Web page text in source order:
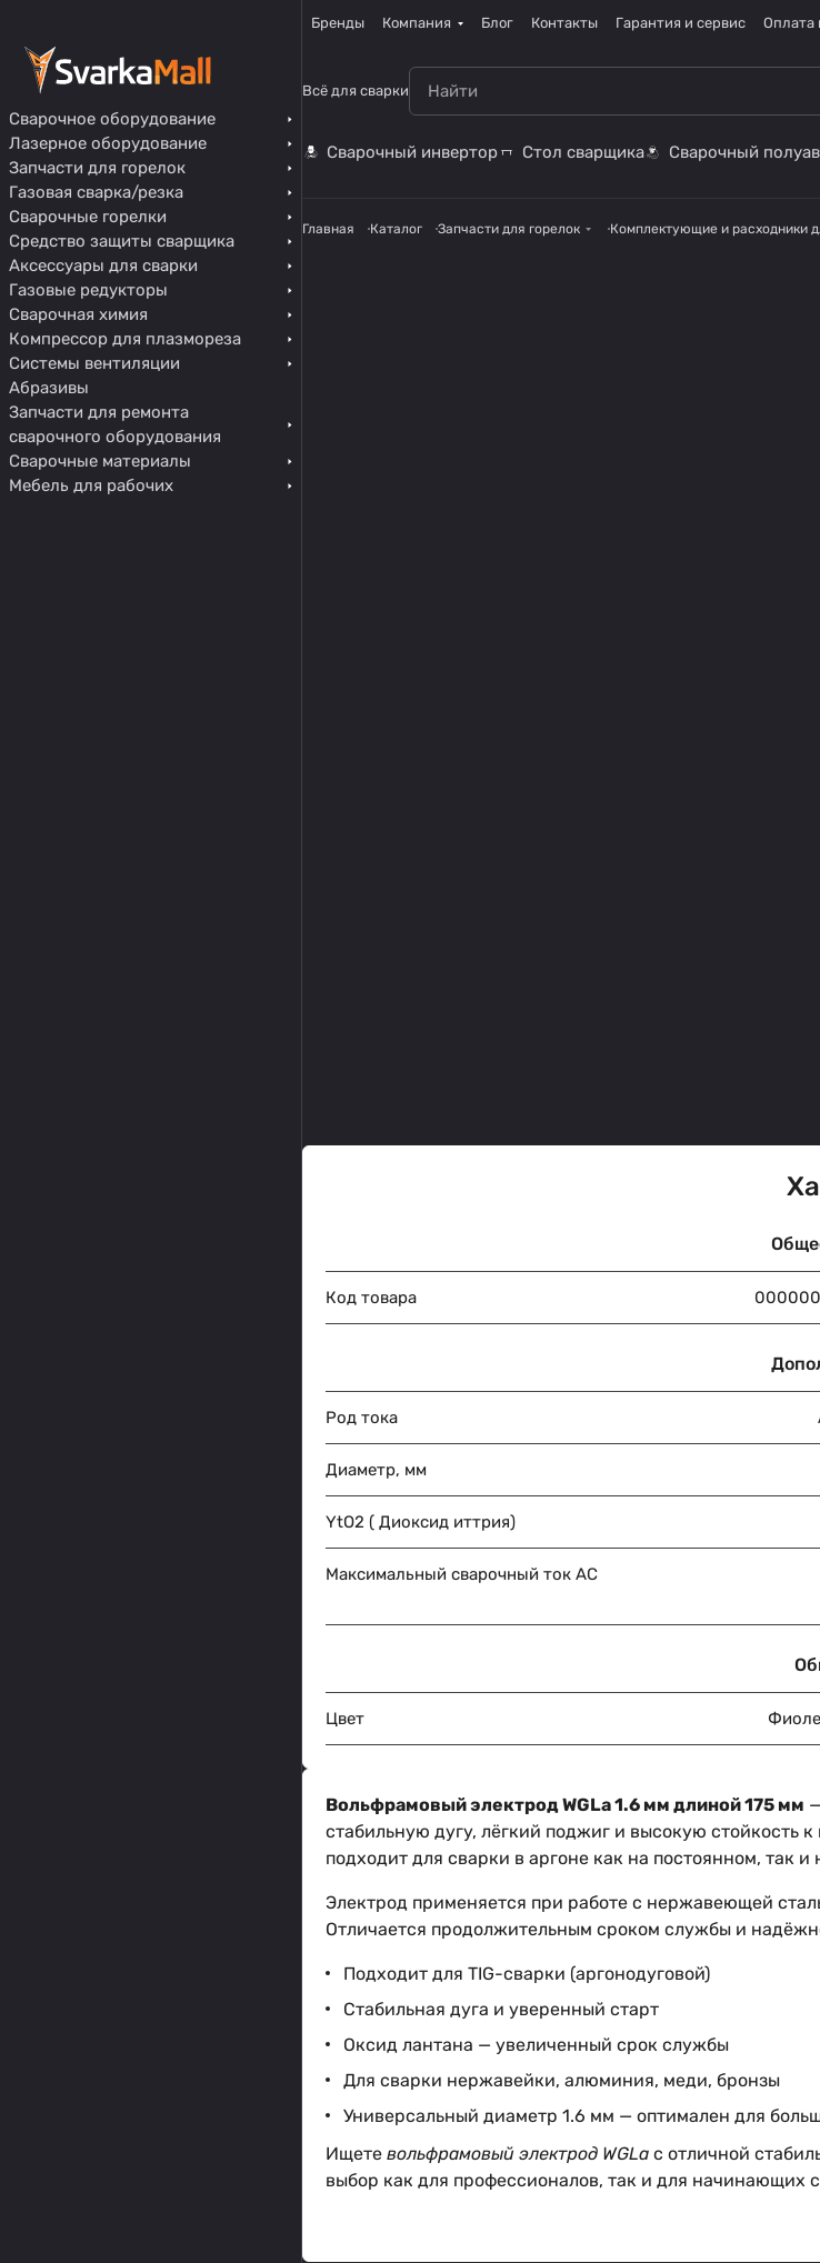
Бренды Компания Блог Контакты Гарантия и сервис Оплата
Всё для сварки
Сварочный инвертор Стол сварщика Сварочный
Главная Каталог Запчасти для горелок Комплектующие и расходники
Код товара
Род тока
Диаметр, мм
YtO2 ( Диоксид иттрия)
Максимальный сварочный ток AC
Цвет
Вольфрамовый электрод WGLa 1.6 мм длиной 175 мм
стабильную дугу, лёгкий поджиг и высокую стойкость
подходит для сварки в аргоне как на постоянном, так и
Электрод применяется при работе с нержавеющей
Отличается продолжительным сроком службы и
Подходит для TIG-сварки (аргонодуговой)
Стабильная дуга и уверенный старт
Оксид лантана — увеличенный срок службы
Для сварки нержавейки, алюминия, меди, бронзы
Универсальный диаметр 1.6 мм — оптимален для
Ищете вольфрамовый электрод WGLa с отличной
выбор как для профессионалов, так и для начинающих
Сварочное оборудование
Лазерное оборудование
Запчасти для горелок
Газовая сварка/резка
Сварочные горелки
Средство защиты сварщика
Аксессуары для сварки
Газовые редукторы
Сварочная химия
Компрессор для плазмореза
Системы вентиляции
Абразивы
Запчасти для ремонта
сварочного оборудования
Сварочные материалы
Мебель для рабочих